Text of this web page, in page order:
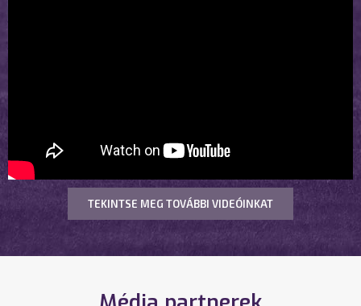
TEKINTSE MEG TOVÁBBI VIDEÓINKAT